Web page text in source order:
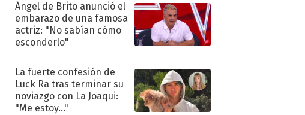
Ángel de Brito anunció el
embarazo de una famosa
actriz: "No sabían cómo
esconderlo"
La fuerte confesión de
Luck Ra tras terminar su
noviazgo con La Joaqui:
"Me estoy..."